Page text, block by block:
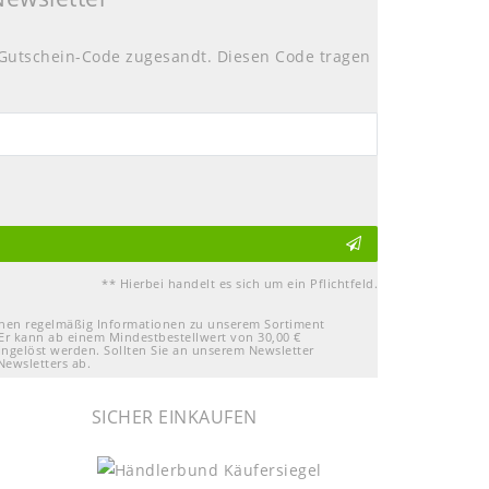
Code zugesandt. Diesen Code tragen
** Hierbei handelt es sich um ein Pflichtfeld.
regelmäßig Informationen zu unserem Sortiment
kann ab einem Mindestbestellwert von 30,00 €
werden. Sollten Sie an unserem Newsletter
ab.
SICHER EINKAUFEN